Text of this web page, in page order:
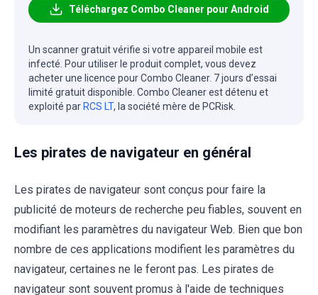
Téléchargez Combo Cleaner pour Android
Un scanner gratuit vérifie si votre appareil mobile est
infecté. Pour utiliser le produit complet, vous devez
acheter une licence pour Combo Cleaner. 7 jours d’essai
limité gratuit disponible. Combo Cleaner est détenu et
exploité parRCS LT, la société mère de PCRisk.
Les pirates de navigateur en général
Les pirates de navigateur sont conçus pour faire la
publicité de moteurs de recherche peu fiables, souvent en
modifiant les paramètres du navigateur Web. Bien que bon
nombre de ces applications modifient les paramètres du
navigateur, certaines ne le feront pas. Les pirates de
navigateur sont souvent promus à l'aide de techniques